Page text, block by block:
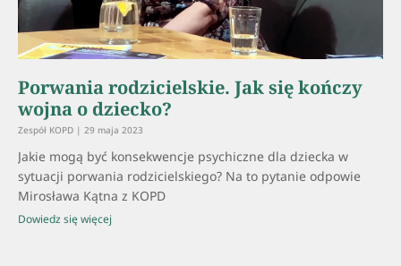
Porwania rodzicielskie. Jak się kończy
wojna o dziecko?
Zespół KOPD 29 maja 2023
Jakie mogą być konsekwencje psychiczne dla dziecka w
sytuacji porwania rodzicielskiego? Na to pytanie odpowie
Mirosława Kątna z KOPD
Dowiedz się więcej